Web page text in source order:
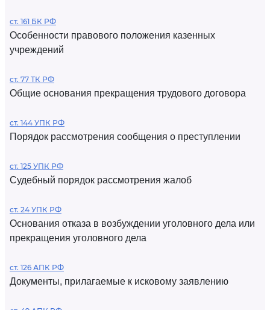
ст. 161 БК РФ
Особенности правового положения казенных
учреждений
ст. 77 ТК РФ
Общие основания прекращения трудового договора
ст. 144 УПК РФ
Порядок рассмотрения сообщения о преступлении
ст. 125 УПК РФ
Судебный порядок рассмотрения жалоб
ст. 24 УПК РФ
Основания отказа в возбуждении уголовного дела или
прекращения уголовного дела
ст. 126 АПК РФ
Документы, прилагаемые к исковому заявлению